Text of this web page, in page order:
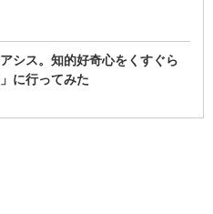
シス。知的好奇心をくすぐら
に行ってみた